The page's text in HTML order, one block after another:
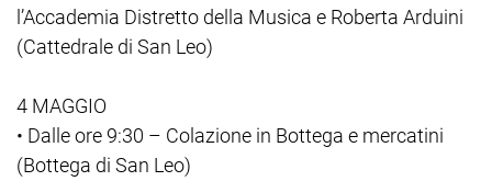
l’Accademia Distretto della Musica e Roberta Arduini
(Cattedrale di San Leo)
4 MAGGIO
• Dalle ore 9:30 – Colazione in Bottega e mercatini
(Bottega di San Leo)